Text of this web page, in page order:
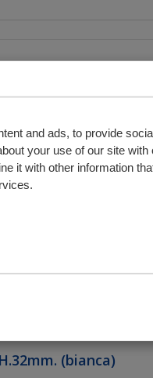
and ads, to provide
your use of our site
it with other information
L.213 metri
L.55 metri
(bianca)